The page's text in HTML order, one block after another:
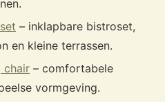
– inklapbare bistroset,
en kleine terrassen.
chair – comfortabele
vormgeving.